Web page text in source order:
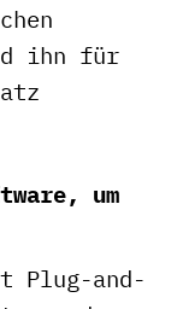
ihn für
um
Plug-and-